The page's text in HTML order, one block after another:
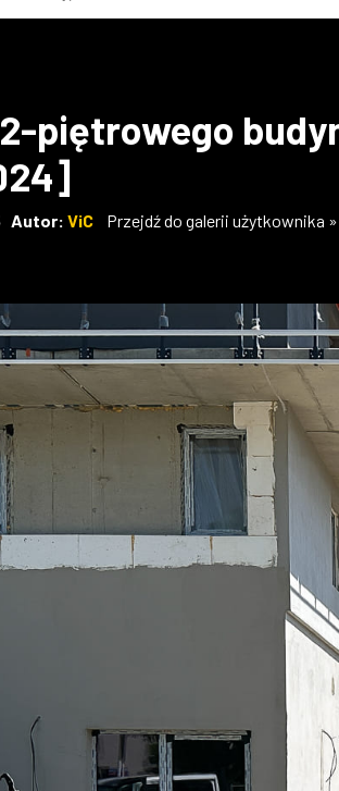
piętrowego
Autor: ViC Przejdź do galerii użytkownika »